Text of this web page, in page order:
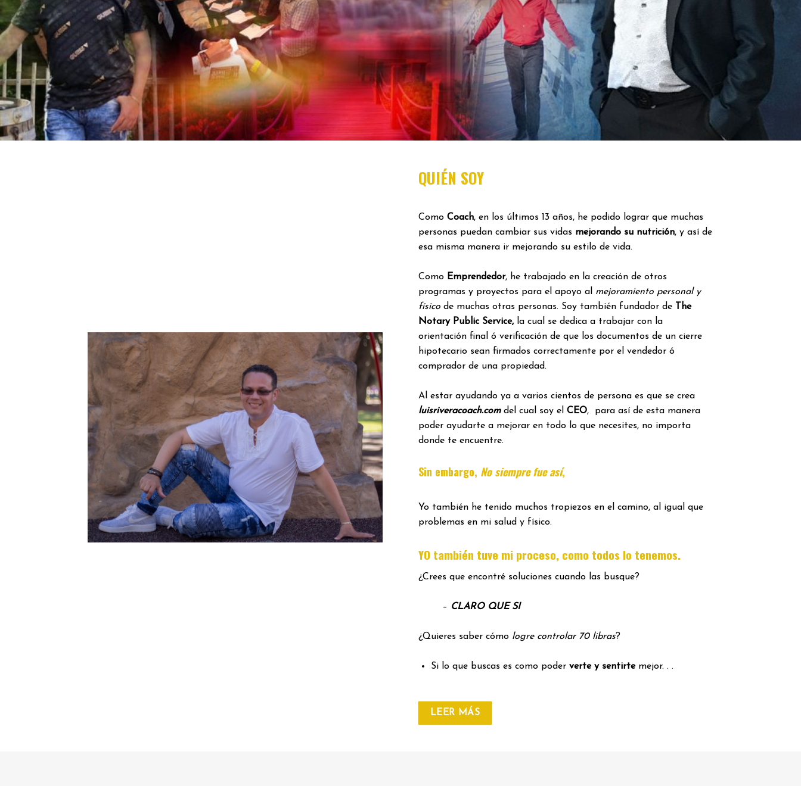
QUIÉN SOY
Como Coach, en los últimos 13 años, he podido lograr que muchas
personas puedan cambiar sus vidas mejorando su nutrición, y así de
esa misma manera ir mejorando su estilo de vida.
Como Emprendedor, he trabajado en la creación de otros
programas y proyectos para el apoyo al mejoramiento personal y
físico de muchas otras personas. Soy también fundador de
The
Notary Public Service,la cual se dedica a trabajar con la
orientación final ó verificación de que los documentos de un cierre
hipotecario sean firmados correctamente por el vendedor ó
comprador de una propiedad.
Al estar ayudando ya a varios cientos de persona es que se crea
luisriveracoach.comdel cual soy el CEO, para así de esta manera
poder ayudarte a mejorar en todo lo que necesites, no importa
donde te encuentre.
Sin embargo, No siempre fue así,
Yo también he tenido muchos tropiezos en el camino, al igual que
problemas en mi salud y físico.
YO también tuve mi proceso, como todos lo tenemos.
¿Crees que encontré soluciones cuando las busque?
– CLARO QUE SI
¿Quieres saber cómo logre controlar 70 libras?
Si lo que buscas es como poder verte y sentirtemejor. . .
LEER MÁS